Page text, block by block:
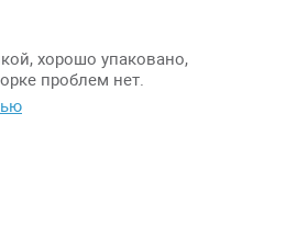
хорошо упаковано,
проблем нет.